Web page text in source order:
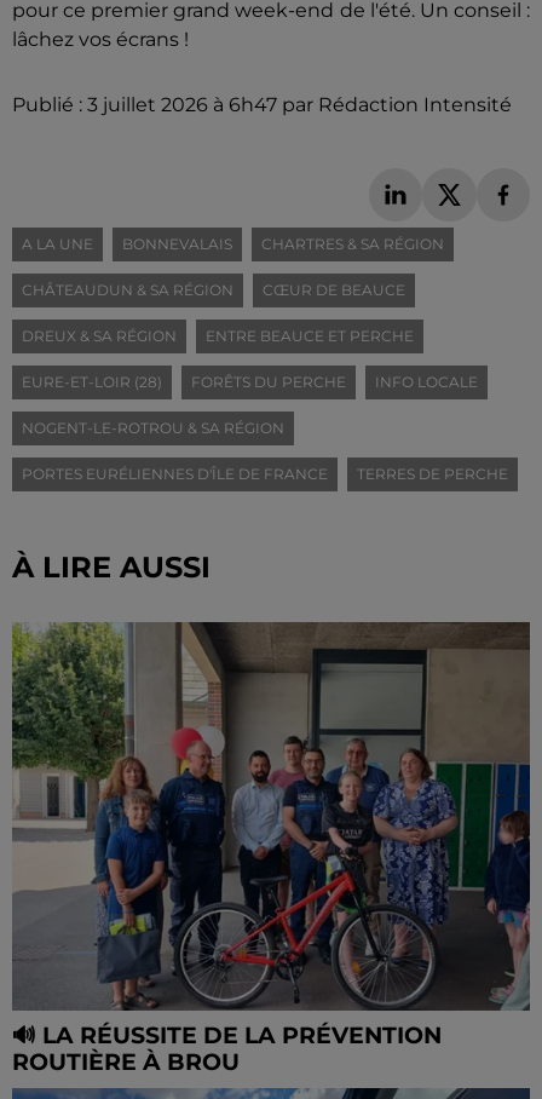
pour ce premier grand week-end de l'été. Un conseil :
lâchez vos écrans !
Publié : 3 juillet 2026 à 6h47 par Rédaction Intensité
A LA UNE BONNEVALAIS CHARTRES & SA RÉGION
CHÂTEAUDUN & SA RÉGION CŒUR DE BEAUCE
DREUX & SA RÉGION ENTRE BEAUCE ET PERCHE
EURE-ET-LOIR (28) FORÊTS DU PERCHE INFO LOCALE
NOGENT-LE-ROTROU & SA RÉGION
PORTES EURÉLIENNES D'ÎLE DE FRANCE TERRES DE PERCHE
À LIRE AUSSI
🔊 LA RÉUSSITE DE LA PRÉVENTION
ROUTIÈRE À BROU